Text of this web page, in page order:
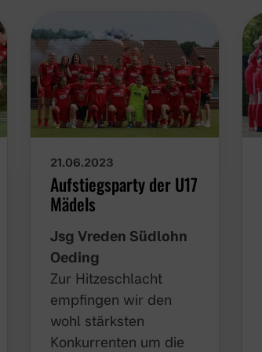
21.06.2023
Aufstiegsparty der U17
Mädels
Jsg Vreden Südlohn
Oeding
Zur Hitzeschlacht
empfingen wir den
wohl stärksten
Konkurrenten um die